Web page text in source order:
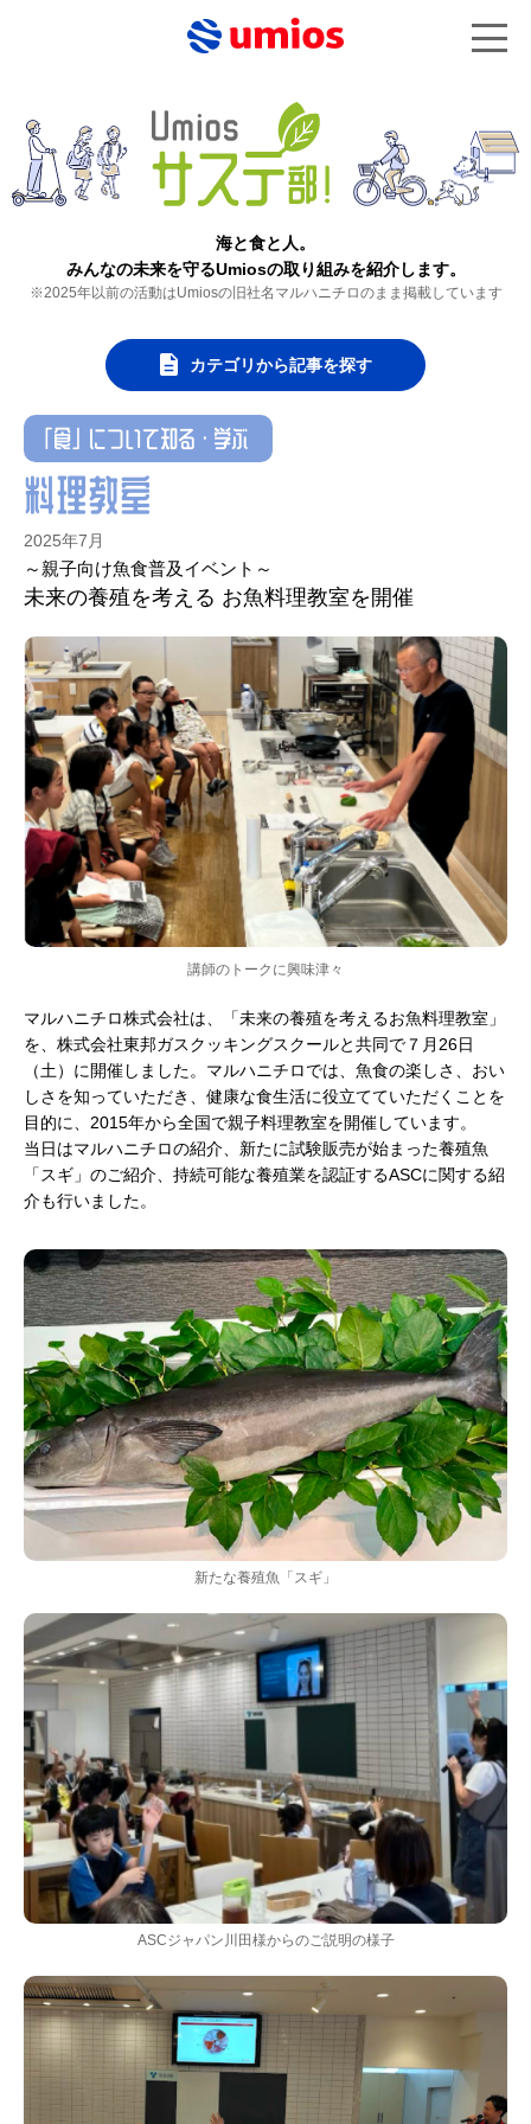
海と食と人。
みんなの未来を守るUmiosの取り組みを紹介します。
※2025年以前の活動はUmiosの旧社名マルハニチロのまま掲載しています
カテゴリから記事を探す
「食」について知る・学ぶ
料理教室
2025年7月
～親子向け魚食普及イベント～
未来の養殖を考える お魚料理教室を開催
講師のトークに興味津々
マルハニチロ株式会社は、「未来の養殖を考えるお魚料理教室」
を、株式会社東邦ガスクッキングスクールと共同で７月26日
（土）に開催しました。マルハニチロでは、魚食の楽しさ、おい
しさを知っていただき、健康な食生活に役立てていただくことを
目的に、2015年から全国で親子料理教室を開催しています。
当日はマルハニチロの紹介、新たに試験販売が始まった養殖魚
「スギ」のご紹介、持続可能な養殖業を認証するASCに関する紹
介も行いました。
新たな養殖魚「スギ」
ASCジャパン川田様からのご説明の様子